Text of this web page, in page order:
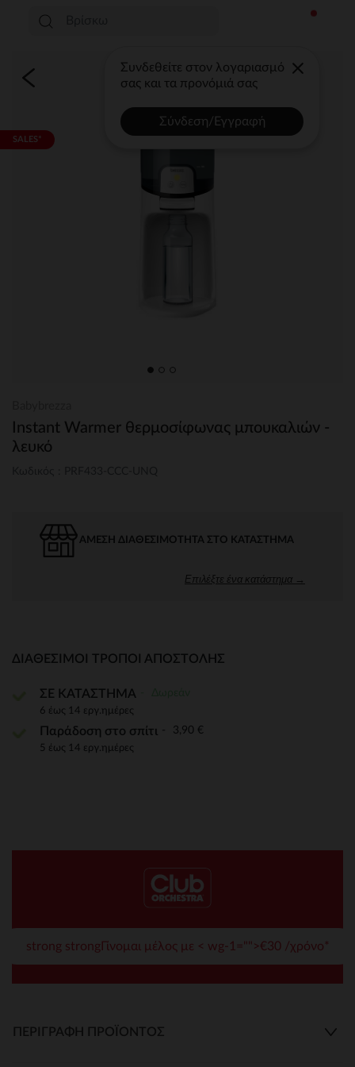
Συνδεθείτε στον λογαριασμό
σας και τα προνόμιά σας
Σύνδεση/Εγγραφή
SALES*
Instant Warmer θερμοσίφωνας μπουκαλιών -
λευκό
ΆΜΕΣΗ ΔΙΑΘΕΣΙΜΌΤΗΤΑ ΣΤΟ ΚΑΤΆΣΤΗΜΑ
Επιλέξτε ένα κατάστημα →
ΔΙΑΘΈΣΙΜΟΙ ΤΡΌΠΟΙ ΑΠΟΣΤΟΛΉΣ
ΣΕ ΚΑΤΑΣΤΗΜΑ
6 έως 14 εργ.ημέρες
Παράδοση στο σπίτι 3,90 €
5 έως 14 εργ.ημέρες
strong strongΓίνομαι μέλος με < wg-1="">€30 /χρόνο*
ΠΕΡΙΓΡΑΦΉ ΠΡΟΪΌΝΤΟΣ